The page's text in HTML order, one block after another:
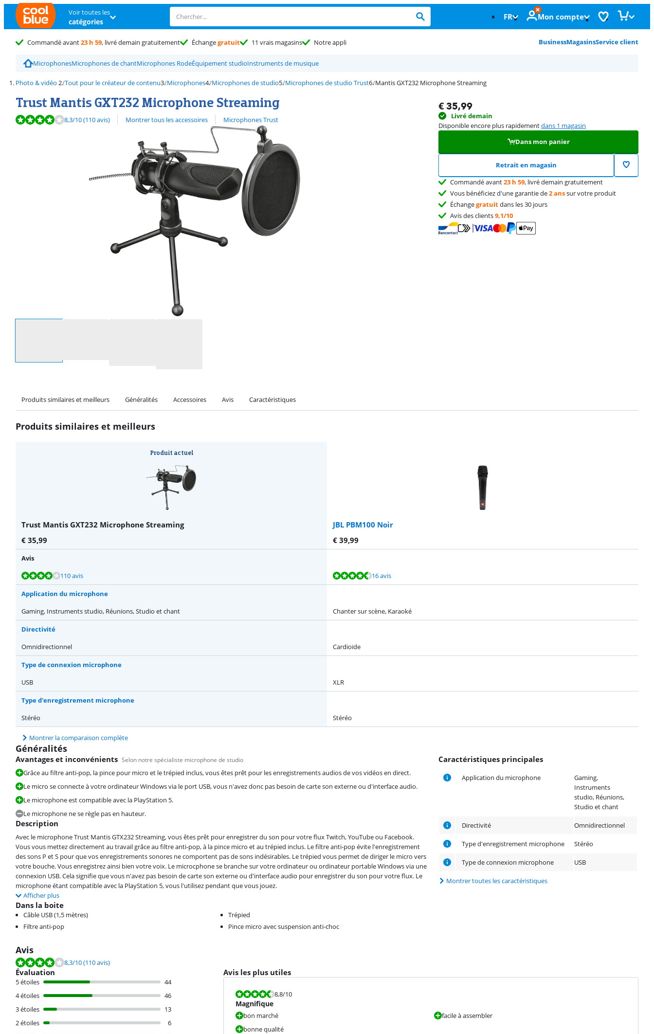
Voir toutes les
catégories FR Mon compte
Commandé avant23 h 59, livré demain gratuitement Échangegratuit 11 vrais magasins Notre appli BusinessMagasinsService client
MicrophonesMicrophones de chantMicrophones RodeÉquipement studioInstruments de musique
Photo & vidéo Tout pour le créateur de contenu Microphones Microphones de studio Microphones de studio Trust Mantis GXT232 Microphone Streaming
Trust Mantis GXT232 Microphone Streaming
La note est de 8,3 sur 10, basée sur 110 avis.
8,3/10(110 avis) Montrer tous les accessoires
Découvrez l'ensemble des Microphones Trust
€35,99
Livré demain
Disponible encore plus rapidementdans 1 magasin
Dans mon panier
Retrait en magasin
Commandé avant23 h 59, livré demain gratuitement
Vous bénéficiez d'une garantie de2 anssur votre produit
Échangegratuitdans les 30 jours
Avis des clients9,1/10
Produits similaires et meilleurs Généralités Accessoires Avis Caractéristiques
Produits similaires et meilleurs
Produit actuel
Trust Mantis GXT232 Microphone Streaming
JBL PBM100 Noir
€ 35,99 € 39,99
Avis
La note est de 8,3 sur 10, basée sur 110 avis.
110 avis
La note est de 8,8 sur 10, basée sur 16 avis. 16 avis
Application du microphone
Gaming, Instruments studio, Réunions, Studio et chant
Chanter sur scène, Karaoké
Directivité
Omnidirectionnel
Cardioïde
Type de connexion microphone
USB
XLR
Type d'enregistrement microphone
Stéréo
Stéréo
Montrer la comparaison complète
Généralités
Caractéristiques principales
Application du microphone
Gaming,
Instruments
studio, Réunions,
Studio et chant
Directivité Omnidirectionnel
Type d'enregistrement microphone Stéréo
Type de connexion microphone USB
Montrer toutes les caractéristiques
Avantages et inconvénients Selon notre spécialiste microphone de studio
Grâce au filtre anti-pop, la pince pour micro et le trépied inclus, vous êtes prêt pour les enregistrements audios de vos vidéos en direct.
Le micro se connecte à votre ordinateur Windows via le port USB, vous n'avez donc pas besoin de carte son externe ou d'interface audio.
Le microphone est compatible avec la PlayStation 5.
Le microphone ne se règle pas en hauteur.
Description
Avec le microphone Trust Mantis GTX232 Streaming, vous êtes prêt pour enregistrer du son pour votre flux Twitch, YouTube ou Facebook.
Vous vous mettez directement au travail grâce au filtre anti-pop, à la pince micro et au trépied inclus. Le filtre anti-pop évite l'enregistrement
des sons P et S pour que vos enregistrements sonores ne comportent pas de sons indésirables. Le trépied vous permet de diriger le micro vers
votre bouche. Vous enregistrez ainsi bien votre voix. Le microcphone se branche sur votre ordinateur ou ordinateur portable Windows via une
connexion USB. Cela signifie que vous n'avez pas besoin de carte son externe ou d'interface audio pour enregistrer du son pour votre flux. Le
microphone étant compatible avec la PlayStation 5, vous l'utilisez pendant que vous jouez.
Afficher plus
Dans la boite
Câble USB (1,5 mètres)
Filtre anti-pop
Trépied
Pince micro avec suspension anti-choc
Avis
La note est de 8,3 sur 10, basée sur 110 avis.
8,3/10(110 avis)
Évaluation
5 étoiles
44
4 étoiles
46
3 étoiles
13
2 étoiles
6
Avis les plus utiles
La note est 8,8 sur 10.
8,8/10
Magnifique
bon marché
bonne qualité
facile à assembler